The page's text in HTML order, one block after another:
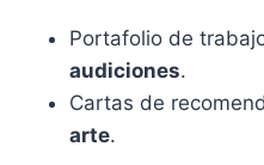
Portafolio de
audiciones.
Cartas de
arte.